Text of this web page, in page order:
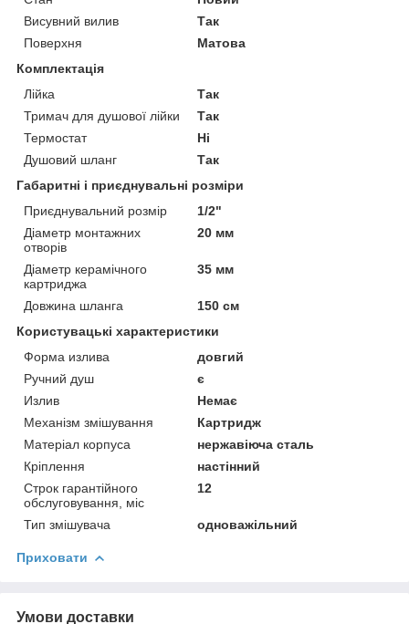
Висувний вилив
Так
Поверхня
Матова
Комплектація
Лійка
Так
Тримач для душової лійки
Так
Термостат
Ні
Душовий шланг
Так
Габаритні і приєднувальні розміри
Приєднувальний розмір
1/2"
Діаметр монтажних
отворів
20 мм
Діаметр керамічного
картриджа
35 мм
Довжина шланга
150 см
Користувацькі характеристики
Форма излива
довгий
Ручний душ
є
Излив
Немає
Механізм змішування
Картридж
Матеріал корпуса
нержавіюча сталь
Крiплення
настінний
Строк гарантійного
обслуговування, міс
12
Тип змішувача одноважільний
Приховати
Умови доставки